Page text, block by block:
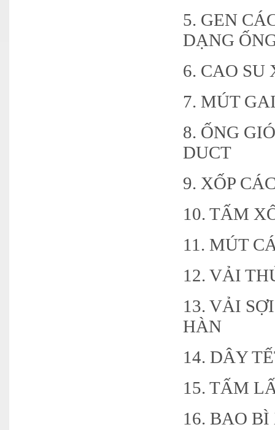
5. GEN
DẠNG
6. CAO SU
7. MÚT
8. ỐNG
DUCT
9. XỐP
10. TẤM
11. MÚT
12. VẢI
13. VẢI
HÀN
14. DÂY
15. TẤM
16. BAO